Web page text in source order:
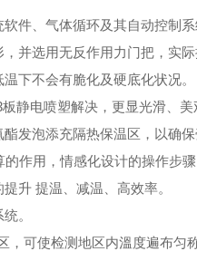
件、气体循环及其自动控制系
并选用无反作用力门把，实际
下不会有脆化及硬底化状况。
静电喷塑解决，更显光滑、美
发泡添充隔热保温区，以确保
作用，情感化设计的操作步骤
升 提温、减温、高效率。
。
可使检测地区内溫度遍布匀称